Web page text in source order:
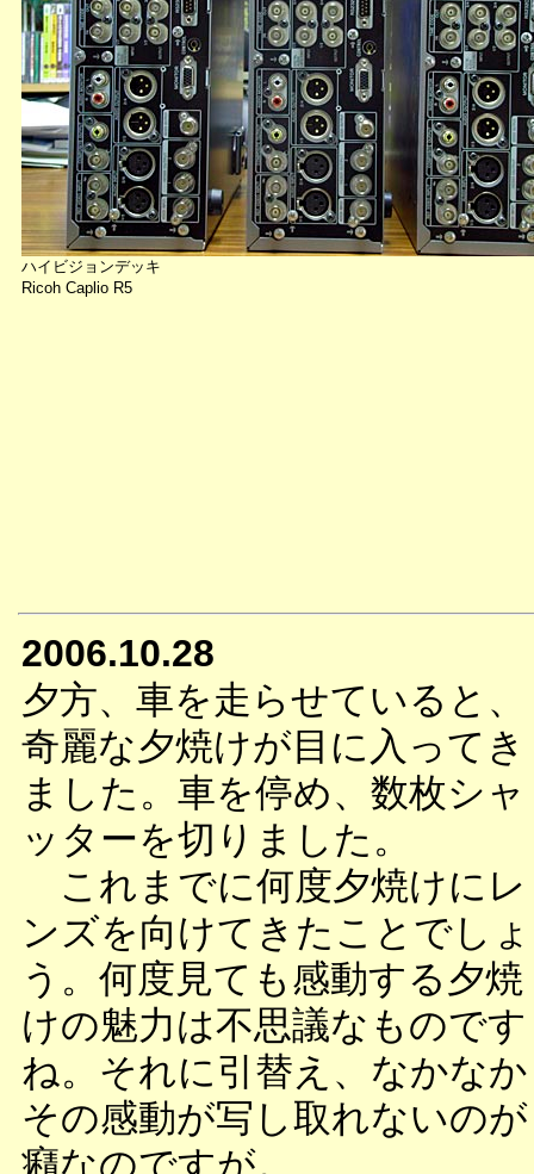
ハイビジョンデッキ
Ricoh Caplio R5
2006.10.28
夕方、車を走らせていると、
奇麗な夕焼けが目に入ってき
ました。車を停め、数枚シャ
ッターを切りました。
これまでに何度夕焼けにレ
ンズを向けてきたことでしょ
う。何度見ても感動する夕焼
けの魅力は不思議なものです
ね。それに引替え、なかなか
その感動が写し取れないのが
癪なのですが。